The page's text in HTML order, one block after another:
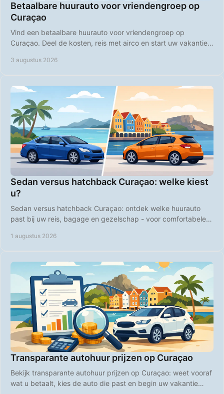
Betaalbare huurauto voor vriendengroep op
Curaçao
Vind een betaalbare huurauto voor vriendengroep op
Curaçao. Deel de kosten, reis met airco en start uw vakantie
3 augustus 2026
Sedan versus hatchback Curaçao: welke kiest
u?
Sedan versus hatchback Curaçao: ontdek welke huurauto
past bij uw reis, bagage en gezelschap - voor comfortabele
1 augustus 2026
Transparante autohuur prijzen op Curaçao
Bekijk transparante autohuur prijzen op Curaçao: weet vooraf
wat u betaalt, kies de auto die past en begin uw vakantie